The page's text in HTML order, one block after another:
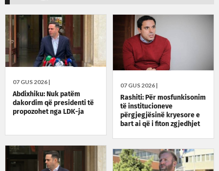
07 GUS 2026 |
Abdixhiku: Nuk patëm
dakordim që presidenti të
propozohet nga LDK-ja
07 GUS 2026 |
Rashiti: Për mosfunkisonim
të institucioneve
përgjegjësinë kryesore e
bart ai që i fiton zgjedhjet